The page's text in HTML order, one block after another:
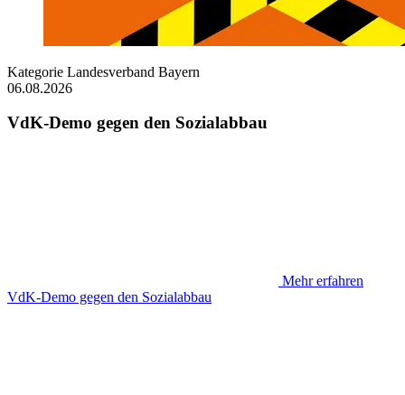
Kategorie Landesverband Bayern
06.08.2026
VdK-Demo gegen den Sozialabbau
Mehr erfahren
VdK-Demo gegen den Sozialabbau